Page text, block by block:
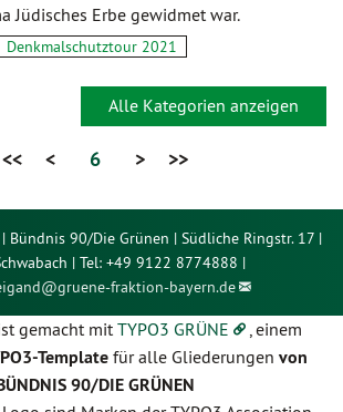
Jüdisches Erbe gewidmet war.
Denkmalschutztour 2021
Alle Kategorien anzeigen
<< < 6 > >>
| Bündnis 90/Die Grünen | Südliche Ringstr. 17 |
| Tel: +49 9122 8774888 |
gruene-fraktion-bayern.de
gemacht mitTYPO3 GRÜNE , einem
Templatefür alle Gliederungen von
90/DIE GRÜNEN